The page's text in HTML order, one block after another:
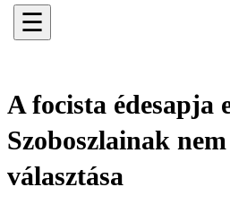
☰
A focista édesapja
Szoboszlainak
választása